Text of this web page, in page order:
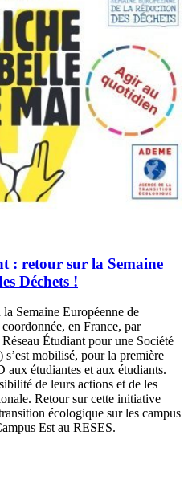
: retour sur la Semaine
Déchets !
Semaine Européenne de
en France, par
Étudiant pour une Société
mobilisé, pour la première
aux étudiantes et aux étudiants.
de leurs actions et de les
Retour sur cette initiative
écologique sur les campus
Est au RESES.